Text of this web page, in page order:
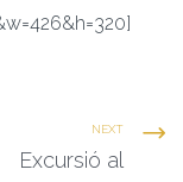
NEXT
Excursió al